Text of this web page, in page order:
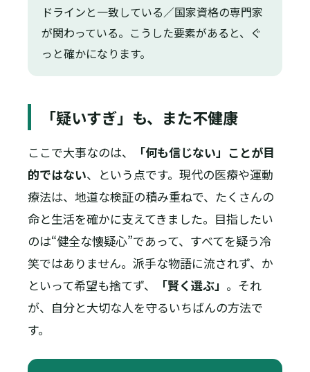
ドラインと一致している／国家資格の専門家
が関わっている。こうした要素があると、ぐ
っと確かになります。
「疑いすぎ」も、また不健康
ここで大事なのは、
「何も信じない」ことが目
的ではない、という点です。現代の医療や運動
療法は、地道な検証の積み重ねで、たくさんの
命と生活を確かに支えてきました。目指したい
のは“健全な懐疑心”であって、すべてを疑う冷
笑ではありません。派手な物語に流されず、か
といって希望も捨てず、
「賢く選ぶ」 。それ
が、自分と大切な人を守るいちばんの方法で
す。